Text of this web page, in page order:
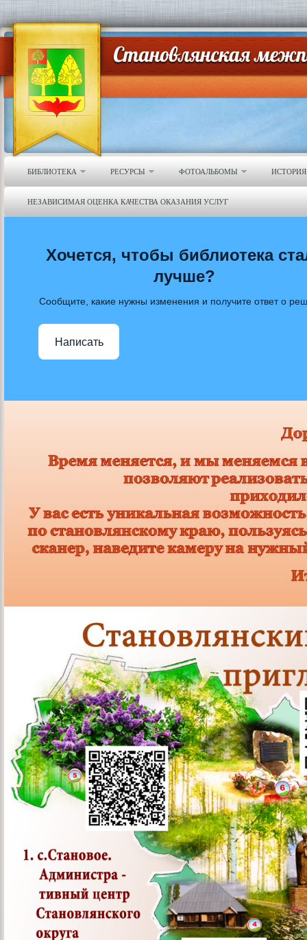
БИБЛИОТЕКА РЕСУРСЫ ФОТОАЛЬБОМЫ
НЕЗАВИСИМАЯ ОЦЕНКА КАЧЕСТВА ОКАЗАНИЯ УСЛУГ
Хочется, чтобы библиотека
лучше?
Сообщите, какие нужны изменения и получите ответ о
Написать